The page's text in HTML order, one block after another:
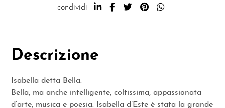
condividi
Descrizione
Isabella detta Bella.
Bella, ma anche intelligente, coltissima, appassionata
d’arte, musica e poesia. Isabella d’Este è stata la grande